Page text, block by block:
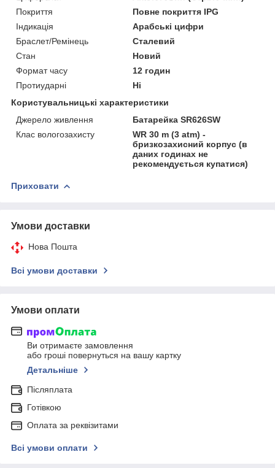
Покриття
Повне покриття IPG
Індикація
Арабські цифри
Браслет/Ремінець
Сталевий
Стан
Новий
Формат часу
12 годин
Протиударні
Ні
Користувальницькі характеристики
Джерело живлення
Батарейка SR626SW
Клас вологозахисту
WR 30 m (3 atm) -
бризкозахисний корпус (в
даних годинах не
рекомендується купатися)
Приховати
Умови доставки
Нова Пошта
Всі умови доставки
Умови оплати
Ви отримаєте замовлення
або гроші повернуться на вашу картку
Детальніше
Післяплата
Готівкою
Оплата за реквізитами
Всі умови оплати